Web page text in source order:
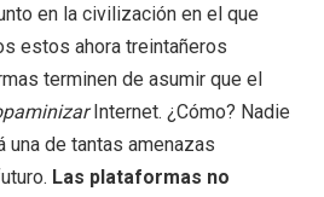
en la civilización en el que
estos ahora treintañeros
terminen de asumir que el
Internet. ¿Cómo? Nadie
una de tantas amenazas
Las plataformas no